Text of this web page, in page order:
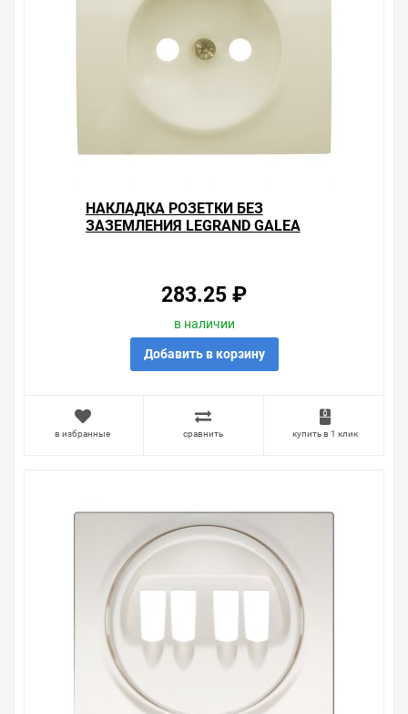
нашего ассортимента.
Свяжитесь с нами любым способом, который для вас
наиболее удобен. С удовольствием ответим на все
НАКЛАДКА РОЗЕТКИ БЕЗ
ЗАЗЕМЛЕНИЯ LEGRAND GALEA
283.25 ₽
в наличии
Добавить в корзину
в избранные сравнить купить в 1 клик